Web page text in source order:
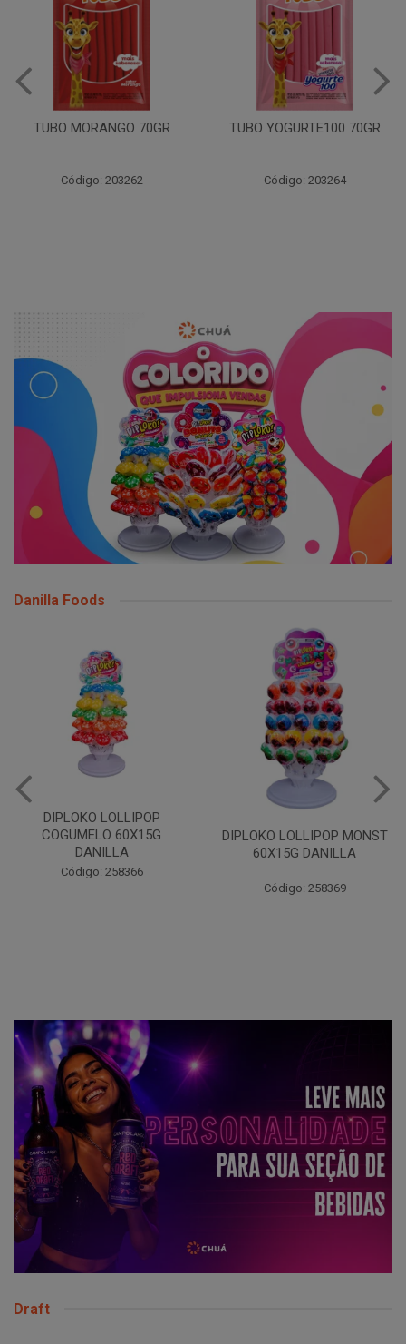
TUBO MORANGO 70GR
Código: 203262
TUBO YOGURTE100 70GR
Código: 203264
Danilla Foods
DIPLOKO LOLLIPOP
COGUMELO 60X15G
DANILLA
Código: 258366
DIPLOKO LOLLIPOP MONST
60X15G DANILLA
Código: 258369
Draft